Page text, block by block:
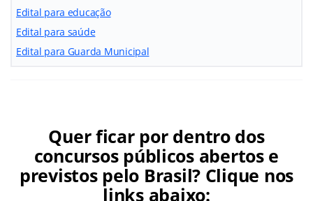
Edital para educação
Edital para saúde
Edital para Guarda Municipal
Quer ficar por dentro dos
concursos públicos abertos e
previstos pelo Brasil? Clique nos
links abaixo: